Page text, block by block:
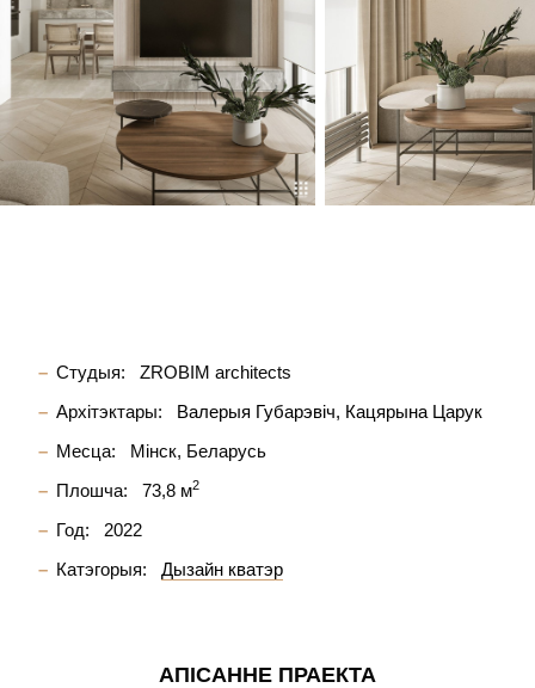
Студыя:
ZROBIM architects
Архітэктары:
Валерыя Губарэвіч Кацярына Царук
Месца:
Мінск, Беларусь
Плошча:
73,8 м2
Год:
2022
Катэгорыя:
Дызайн кватэр
АПІСАННЕ ПРАЕКТА